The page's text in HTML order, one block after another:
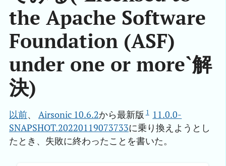
the Apache Software
Foundation (ASF)
under one or more`解
決)
以前、 Airsonic 10.6.2から最新版 1 11.0.0-
SNAPSHOT.20220119073733に乗り換えようとし
たとき、失敗に終わったことを書いた。